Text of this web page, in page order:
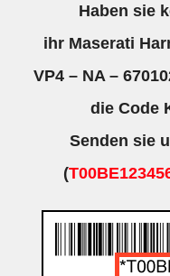
Haben sie
ihr Maserati
VP4 – NA –
die Code
Senden sie
(